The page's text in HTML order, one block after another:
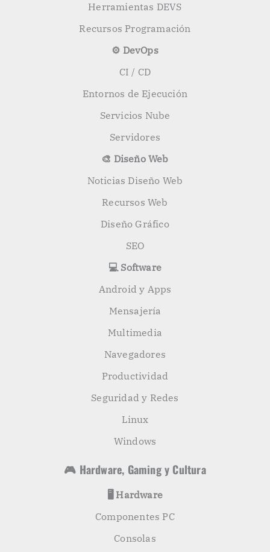
Herramientas DEVS
Recursos Programación
⚙️ DevOps
CI / CD
Entornos de Ejecución
Servicios Nube
Servidores
🎨 Diseño Web
Noticias Diseño Web
Recursos Web
Diseño Gráfico
SEO
💻 Software
Android y Apps
Mensajería
Multimedia
Navegadores
Productividad
Seguridad y Redes
Linux
Windows
🎮 Hardware, Gaming y Cultura
🖥️ Hardware
Componentes PC
Consolas